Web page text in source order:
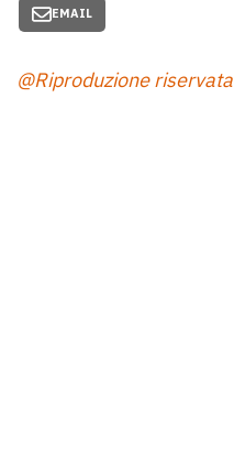
EMAIL
@Riproduzione riservata